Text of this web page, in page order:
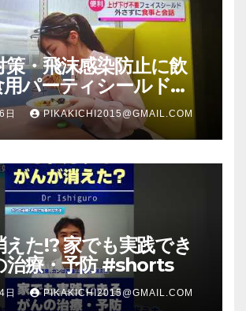
策・飛沫感染防止に飲
パーティシールド
食代替品）ＦＢＣ福井
番組での紹介映像
日 PIKAKICHI2015@GMAIL.COM
えた!? 家でも実践でき
治療・予防 #shorts
日 PIKAKICHI2015@GMAIL.COM